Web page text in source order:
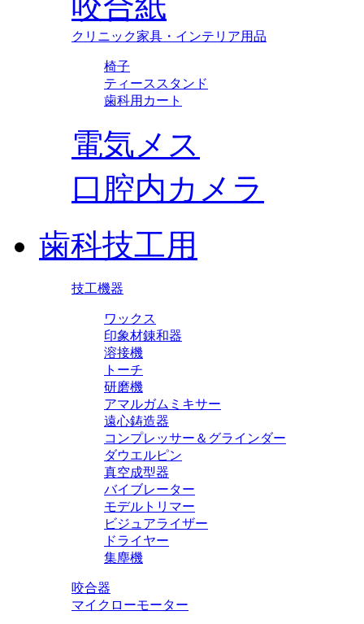
クリニック家具・インテリア用品
椅子
ティーススタンド
歯科用カート
電気メス
口腔内カメラ
歯科技工用
技工機器
ワックス
印象材錬和器
溶接機
トーチ
研磨機
アマルガムミキサー
遠心鋳造器
コンプレッサー＆グラインダー
ダウエルピン
真空成型器
バイブレーター
モデルトリマー
ビジュアライザー
ドライヤー
集塵機
咬合器
マイクローモーター